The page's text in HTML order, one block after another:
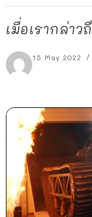
เมื่อเรากล่าว
15 May 2022